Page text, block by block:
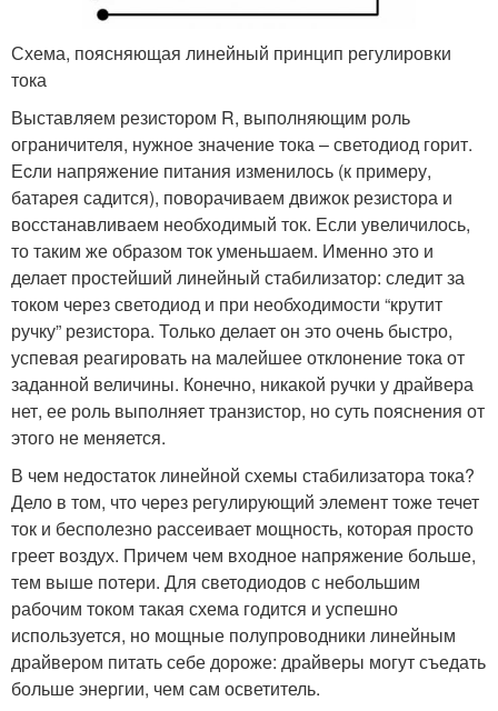
Схема, поясняющая линейный принцип регулировки
тока
Выставляем резистором R, выполняющим роль
ограничителя, нужное значение тока – светодиод горит.
Еcли напряжение питания изменилось (к примеру,
батарея садится), поворачиваем движок резистора и
восстанавливаем необходимый ток. Если увеличилось,
то таким же образом ток уменьшаем. Именно это и
делает простейший линейный стабилизатор: следит за
током через светодиод и при необходимости “крутит
ручку” резистора. Только делает он это очень быстро,
успевая реагировать на малейшее отклонение тока от
заданной величины. Конечно, никакой ручки у драйвера
нет, ее роль выполняет транзистор, но суть пояснения от
этого не меняется.
В чем недостаток линейной схемы стабилизатора тока?
Дело в том, что через регулирующий элемент тоже течет
ток и бесполезно рассеивает мощность, которая просто
греет воздух. Причем чем входное напряжение больше,
тем выше потери. Для светодиодов с небольшим
рабочим током такая схема годится и успешно
используется, но мощные полупроводники линейным
драйвером питать себе дороже: драйверы могут съедать
больше энергии, чем сам осветитель.